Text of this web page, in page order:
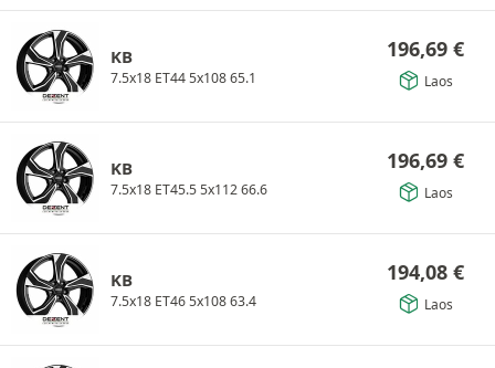
KB
7.5x18 ET44 5x108 65.1
196,69 €
Laos
KB
7.5x18 ET45.5 5x112 66.6
196,69 €
Laos
KB
7.5x18 ET46 5x108 63.4
194,08 €
Laos